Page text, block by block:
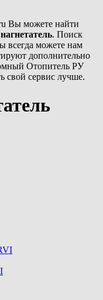
Вы можете найти
. Поиск
всегда можете нам
дополнительно
Отопитель РУ
свой сервис лучше.